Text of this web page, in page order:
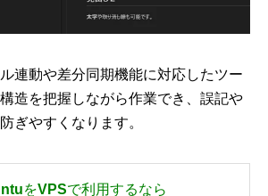
連動や差分同期機能に対応したツー
造を把握しながら作業でき、誤記や
ぎやすくなります。
をVPSで利用するなら